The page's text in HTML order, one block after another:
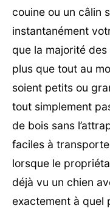
couine ou un câlin
instantanément
que la majorité
plus que tout au
soient petits ou
tout simplement
de bois sans
faciles à
lorsque le
déjà vu un chien
exactement à quel